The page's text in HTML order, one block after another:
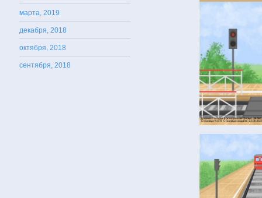
марта, 2019
декабря, 2018
октября, 2018
сентября, 2018